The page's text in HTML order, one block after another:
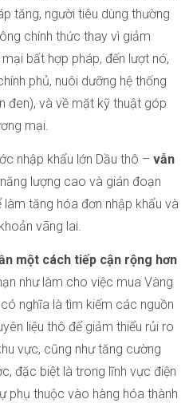
tăng, người tiêu dùng thường
chính thức thay vì giảm
bất hợp pháp, đến lượt nó,
phủ, nuôi dưỡng hệ thống
đen), và về mặt kỹ thuật góp
mại.
nhập khẩu lớn Dầu thô – vẫn
lượng cao và gián đoạn
làm tăng hóa đơn nhập khẩu và
vãng lai.
một cách tiếp cận rộng hơn
như làm cho việc mua Vàng
nghĩa là tìm kiếm các nguồn
liệu thô để giảm thiểu rủi ro
vực, cũng như tăng cường
đặc biệt là trong lĩnh vực điện
phụ thuộc vào hàng hóa thành